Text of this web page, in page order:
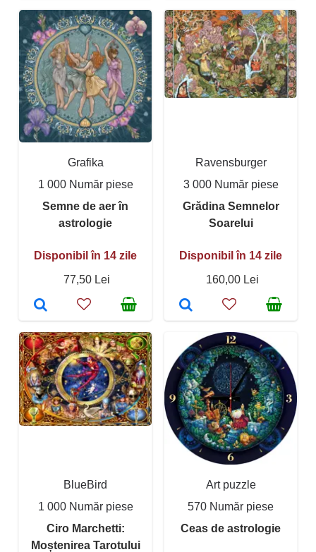
Grafika
1 000 Număr piese
Semne de aer în
astrologie
Disponibil în 14 zile
77,50 Lei
Ravensburger
3 000 Număr piese
Grădina Semnelor
Soarelui
Disponibil în 14 zile
160,00 Lei
BlueBird
1 000 Număr piese
Ciro Marchetti:
Moștenirea Tarotului
Art puzzle
570 Număr piese
Ceas de astrologie